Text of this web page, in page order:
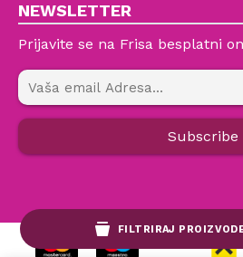
FILTRIRAJ
NEWSLETTER
Prijavite se na Frisa besplatni